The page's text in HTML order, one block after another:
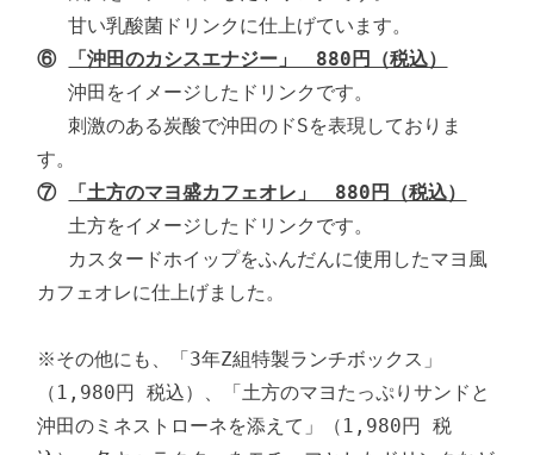
⑥
「沖田のカシスエナジー」　880円（税込）
沖田をイメージしたドリンクです。
刺激のある炭酸で沖田のドSを表現しておりま
⑦
「土方のマヨ盛カフェオレ」　880円（税込）
土方をイメージしたドリンクです。
カスタードホイップをふんだんに使用したマヨ風
カフェオレに仕上げました。
※その他にも、「3年Z組特製ランチボックス」
（1,980円 税込）、「土方のマヨたっぷりサンドと
沖田のミネストローネを添えて」（1,980円 税